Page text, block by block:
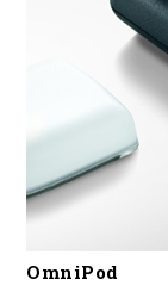
OmniPod